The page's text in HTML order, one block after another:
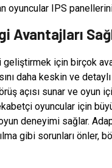
oyuncular IPS
Avantajları
için birçok
daha keskin ve
açısı sunar ve oyun
oyuncular için
oyun deneyimi sağlar.
gibi sorunları önler,